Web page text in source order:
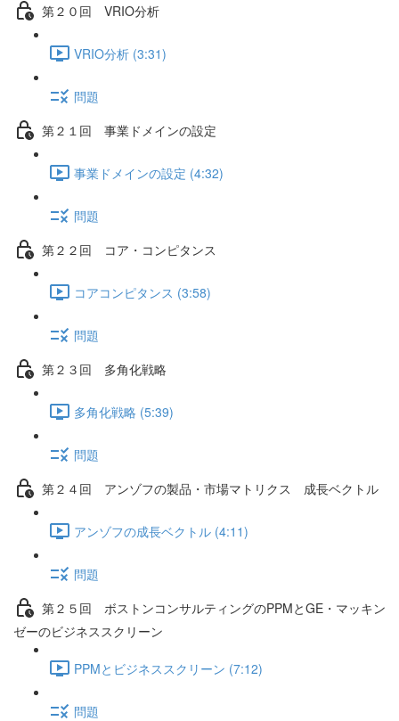
第２０回 VRIO分析
VRIO分析 (3:31)
問題
第２１回 事業ドメインの設定
事業ドメインの設定 (4:32)
問題
第２２回 コア・コンピタンス
コアコンピタンス (3:58)
問題
第２３回 多角化戦略
多角化戦略 (5:39)
問題
第２４回 アンゾフの製品・市場マトリクス 成長ベクトル
アンゾフの成長ベクトル (4:11)
問題
第２５回 ボストンコンサルティングのPPMとGE・マッキン
ゼーのビジネススクリーン
PPMとビジネススクリーン (7:12)
問題